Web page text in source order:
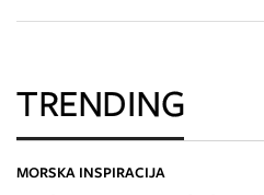
TRENDING
MORSKA INSPIRACIJA